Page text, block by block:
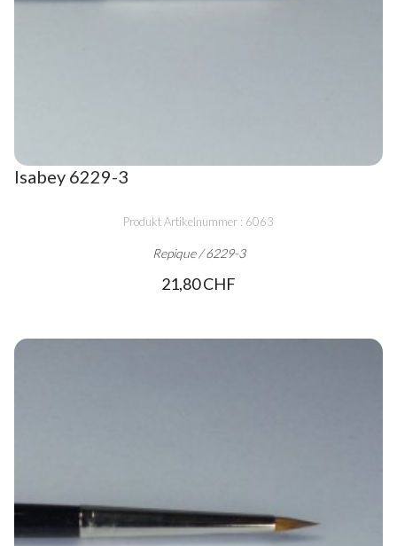
Isabey 6229-3
Produkt Artikelnummer : 6063
Repique / 6229-3
21,80 CHF